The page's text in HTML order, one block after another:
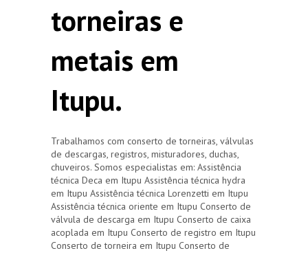
torneiras e
metais em
Itupu.
Trabalhamos com conserto de torneiras, válvulas
de descargas, registros, misturadores, duchas,
chuveiros. Somos especialistas em: Assistência
técnica Deca em Itupu Assistência técnica hydra
em Itupu Assistência técnica Lorenzetti em Itupu
Assistência técnica oriente em Itupu Conserto de
válvula de descarga em Itupu Conserto de caixa
acoplada em Itupu Conserto de registro em Itupu
Conserto de torneira em Itupu Conserto de